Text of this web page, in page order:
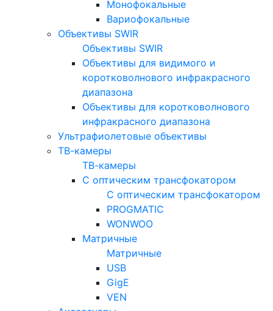
Монофокальные
Вариофокальные
Объективы SWIR
Объективы SWIR
Объективы для видимого и
коротковолнового инфракрасного
диапазона
Объективы для коротковолнового
инфракрасного диапазона
Ультрафиолетовые объективы
ТВ-камеры
ТВ-камеры
С оптическим трансфокатором
С оптическим трансфокатором
PROGMATIC
WONWOO
Матричные
Матричные
USB
GigE
VEN